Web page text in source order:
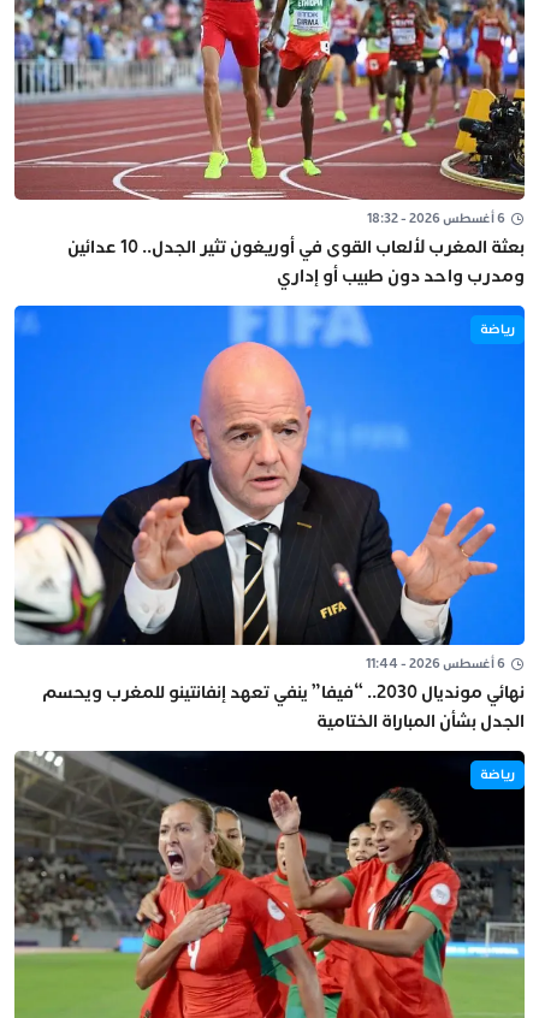
6 أغسطس 2026 - 18:32
بعثة المغرب لألعاب القوى في أوريغون تثير الجدل.. 10 عدائين
ومدرب واحد دون طبيب أو إداري
رياضة
6 أغسطس 2026 - 11:44
نهائي مونديال 2030.. “فيفا” ينفي تعهد إنفانتينو للمغرب ويحسم
الجدل بشأن المباراة الختامية
رياضة